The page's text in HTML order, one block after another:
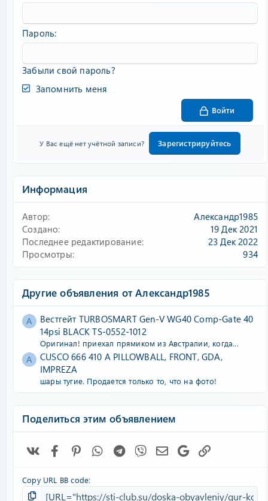
Пароль
Забыли свой пароль?
Запомнить меня
Войти
У Вас ещё нет учётной записи? Зарегистрируйтесь
Информация
Автор
Александр1985
Создано
19 Дек 2021
Последнее редактирование
23 Дек 2022
Просмотры
934
Другие объявления от Александр1985
А
Вестгейт TURBOSMART Gen-V WG40 Comp-Gate 40
14psi BLACK TS-0552-1012
Оригинал! приехал прямиком из Австралии, когда...
А
CUSCO 666 410 A PILLOWBALL, FRONT, GDA,
IMPREZA
шары тугие. Продается только то, что на фото!
Поделиться этим объявлением
FacebookPinterestWhatsAppTelegram
Viber Электронная почта
Google
Copy URL BB code